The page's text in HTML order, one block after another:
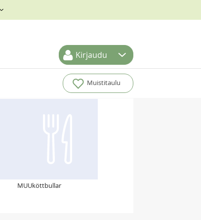
Kirjaudu
Muistitaulu
MUUköttbullar